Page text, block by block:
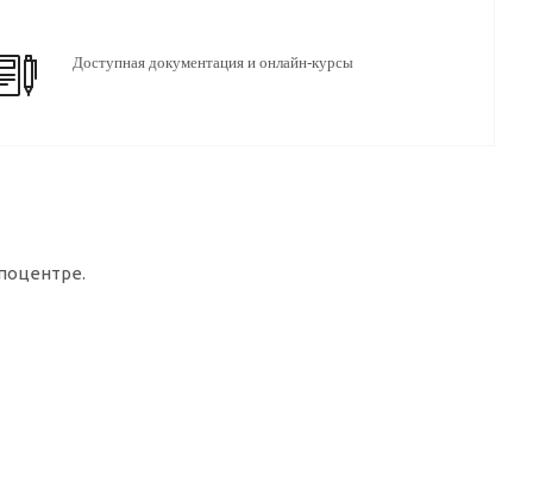
Доступная документация и онлайн-курсы